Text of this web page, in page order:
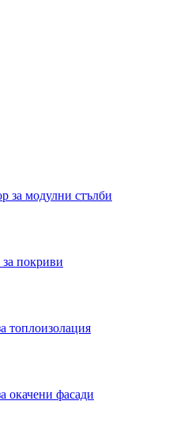
за модулни стълби
покриви
топлоизолация
окачени фасади